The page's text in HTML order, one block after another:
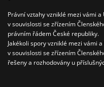
Právní vztahy vzniklé mezi vámi
v souvislosti se zřízením
právním řádem České republiky.
Jakékoli spory vzniklé mezi vámi
v souvislosti se zřízením
řešeny a rozhodovány u